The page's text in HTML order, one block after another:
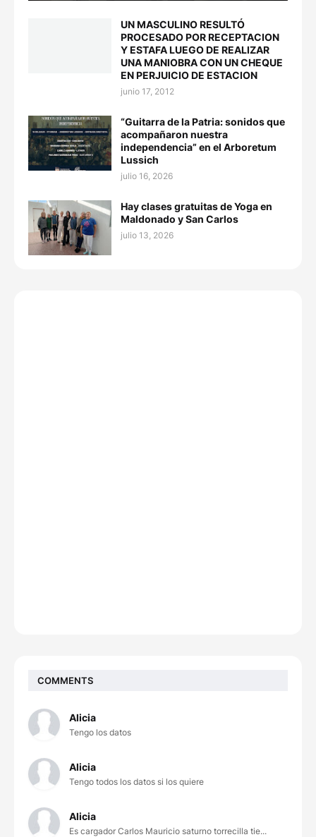
UN MASCULINO RESULTÓ
PROCESADO POR RECEPTACION
Y ESTAFA LUEGO DE REALIZAR
UNA MANIOBRA CON UN CHEQUE
EN PERJUICIO DE ESTACION
junio 17, 2012
“Guitarra de la Patria: sonidos que
acompañaron nuestra
independencia” en el Arboretum
Lussich
julio 16, 2026
Hay clases gratuitas de Yoga en
Maldonado y San Carlos
julio 13, 2026
COMMENTS
Alicia
Tengo los datos
Alicia
Tengo todos los datos si los quiere
Alicia
Es cargador Carlos Mauricio saturno torrecilla tie...